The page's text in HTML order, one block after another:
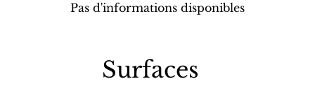
Pas d'informations disponibles
Surfaces